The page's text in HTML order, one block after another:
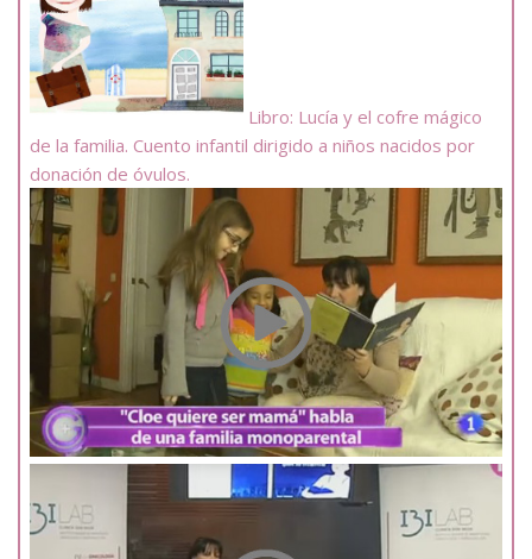
Libro: Lucía y el cofre mágico
de la familia. Cuento infantil dirigido a niños nacidos por
donación de óvulos.